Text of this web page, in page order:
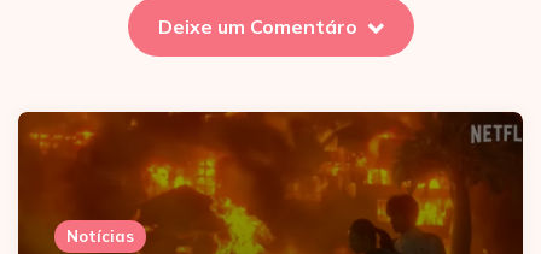
Deixe um Comentáro
Notícias